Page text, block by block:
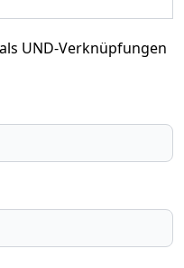
UND-Verknüpfungen